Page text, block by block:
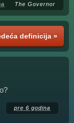
The Governor
definicija »
pre 6 godina